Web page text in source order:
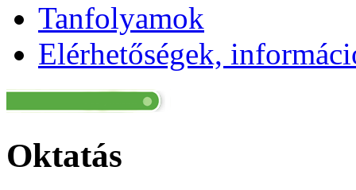
Tanfolyamok
Elérhetőségek,
Oktatás